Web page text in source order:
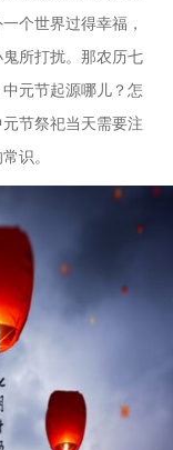
个世界过得幸福，
所打扰。那农历七
元节起源哪儿？怎
节祭祀当天需要注
识。